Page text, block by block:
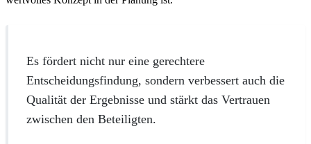
Es fördert nicht nur eine gerechtere
Entscheidungsfindung, sondern verbessert auch die
Qualität der Ergebnisse und stärkt das Vertrauen
zwischen den Beteiligten.